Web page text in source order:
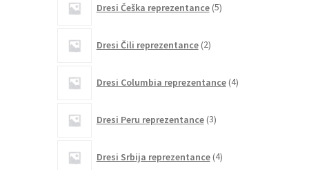
Dresi Češka reprezentance 5izdelkov
Dresi Čili reprezentance 2izdelka
Dresi Columbia reprezentance 4izdelki
Dresi Peru reprezentance 3izdelki
Dresi Srbija reprezentance 4izdelki